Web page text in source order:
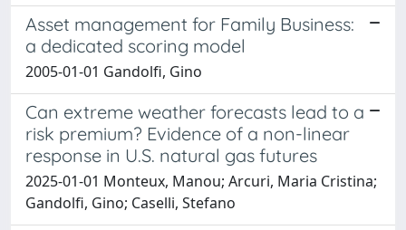
Asset management for Family Business:
a dedicated scoring model
2005-01-01 Gandolfi, Gino
Can extreme weather forecasts lead to a
risk premium? Evidence of a non-linear
response in U.S. natural gas futures
2025-01-01 Monteux, Manou; Arcuri, Maria Cristina;
Gandolfi, Gino; Caselli, Stefano